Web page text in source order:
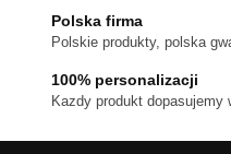
Polska firma
Polskie produkty, polska
100% personalizacji
Kazdy produkt dopasujemy